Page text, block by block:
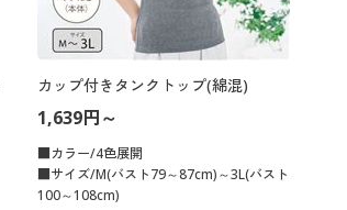
カップ付きタンクトップ(綿混)
1,639円～
■カラー/4色展開
■サイズ/M(バスト79～87cm)～3L(バスト
100～108cm)